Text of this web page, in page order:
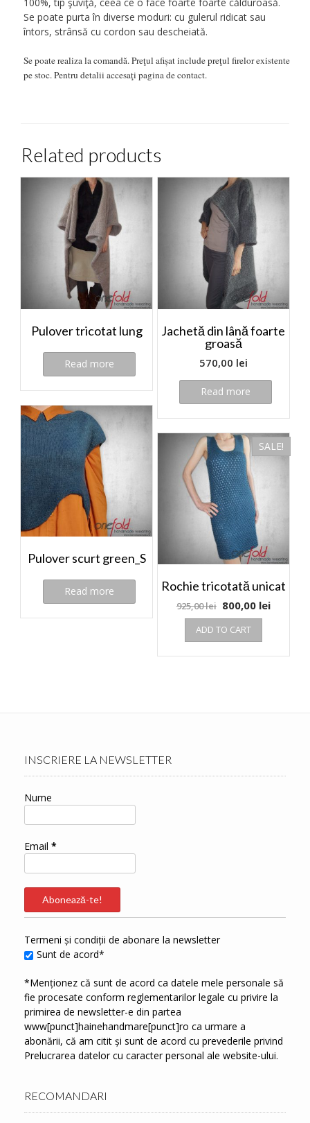
100%, tip şuviţă, ceea ce o face foarte foarte călduroasă.
Se poate purta în diverse moduri: cu gulerul ridicat sau
întors, strânsă cu cordon sau descheiată.
Se poate realiza la comandă. Preţul afișat include preţul firelor existente
pe stoc. Pentru detalii accesaţi pagina de contact.
Related products
Pulover tricotat lung
Read more
Jachetă din lână foarte
groasă
570,00 lei
Read more
Pulover scurt green_S
Read more
SALE!
Rochie tricotată unicat
925,00lei 800,00 lei
ADD TO CART
INSCRIERE LA NEWSLETTER
Nume
Email *
Termeni și condiții de abonare la newsletter
Sunt de acord*
*Menționez că sunt de acord ca datele mele personale să
fie procesate conform reglementarilor legale cu privire la
primirea de newsletter-e din partea
www[punct]hainehandmare[punct]ro ca urmare a
abonării, că am citit și sunt de acord cu prevederile privind
Prelucrarea datelor cu caracter personal ale website-ului.
RECOMANDARI